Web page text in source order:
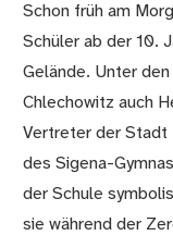
Schon früh am
Schüler ab der 10.
Gelände. Unter
Chlechowitz auch
Vertreter der Stadt
des Sigena-
der Schule
sie während der